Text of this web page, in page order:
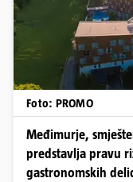
Foto: PROMO
Međimurje,
predstavlja pravu
gastronomskih